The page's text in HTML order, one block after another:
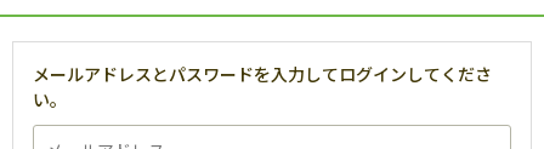
メールアドレスとパスワードを入力してログインしてくださ
い。